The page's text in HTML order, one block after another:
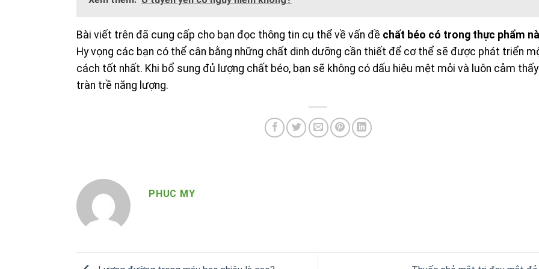
Bài viết trên đã cung cấp cho bạn đọc thông tin cụ thể về vấn đề chất béo có trong thực phẩm
Hy vọng các bạn có thể cân bằng những chất dinh dưỡng cần thiết để cơ thể sẽ được phát triển
cách tốt nhất. Khi bổ sung đủ lượng chất béo, bạn sẽ không có dấu hiệu mệt mỏi và luôn cảm thấy
tràn trề năng lượng.
PHUC MY